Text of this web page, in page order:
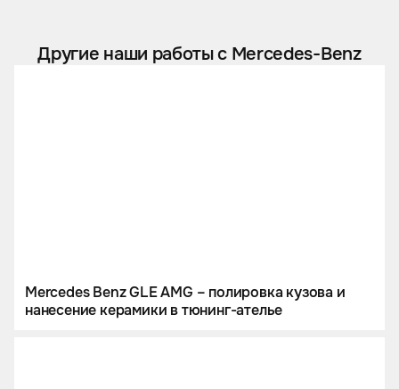
Другие наши работы с Mercedes-Benz
Mercedes Benz GLE AMG – полировка кузова и
нанесение керамики в тюнинг-ателье